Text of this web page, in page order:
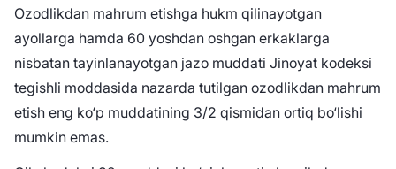
Ozodlikdan mahrum etishga hukm qilinayotgan
ayollarga hamda 60 yoshdan oshgan erkaklarga
nisbatan tayinlanayotgan jazo muddati Jinoyat kodeksi
tegishli moddasida nazarda tutilgan ozodlikdan mahrum
etish eng ko‘p muddatining 3/2 qismidan ortiq bo‘lishi
mumkin emas.